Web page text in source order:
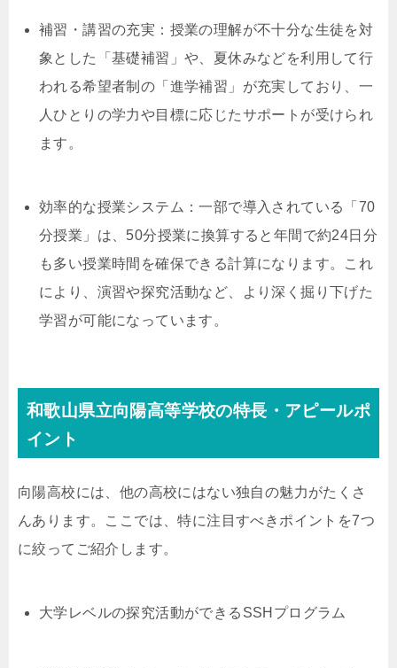
補習・講習の充実：授業の理解が不十分な生徒を対
象とした「基礎補習」や、夏休みなどを利用して行
われる希望者制の「進学補習」が充実しており、一
人ひとりの学力や目標に応じたサポートが受けられ
ます。
効率的な授業システム：一部で導入されている「70
分授業」は、50分授業に換算すると年間で約24日分
も多い授業時間を確保できる計算になります。これ
により、演習や探究活動など、より深く掘り下げた
学習が可能になっています。
和歌山県立向陽高等学校の特長・アピールポ
イント
向陽高校には、他の高校にはない独自の魅力がたくさ
んあります。ここでは、特に注目すべきポイントを7つ
に絞ってご紹介します。
大学レベルの探究活動ができるSSHプログラム